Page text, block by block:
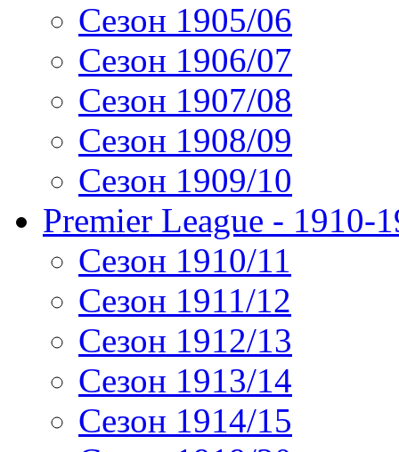
Сезон 1905/06
Сезон 1906/07
Сезон 1907/08
Сезон 1908/09
Сезон 1909/10
Premier League - 1910-
Сезон 1910/11
Сезон 1911/12
Сезон 1912/13
Сезон 1913/14
Сезон 1914/15